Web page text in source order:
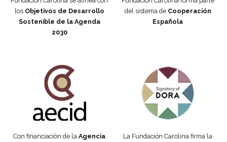
los Objetivos de Desarrollo
Sostenible de la Agenda
2030
del sistema de Cooperación
Española
Con financiación de la Agencia
La Fundación Carolina firma la